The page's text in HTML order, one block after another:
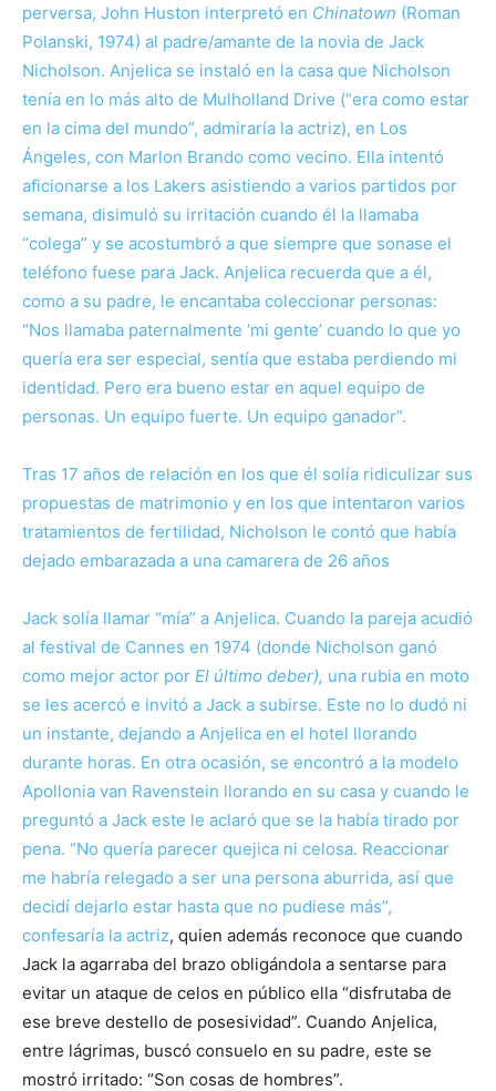
perversa, John Huston interpretó en Chinatown (Roman
Polanski, 1974) al padre/amante de la novia de Jack
Nicholson. Anjelica se instaló en la casa que Nicholson
tenía en lo más alto de Mulholland Drive (“era como estar
en la cima del mundo”, admiraría la actriz), en Los
Ángeles, con Marlon Brando como vecino. Ella intentó
aficionarse a los Lakers asistiendo a varios partidos por
semana, disimuló su irritación cuando él la llamaba
“colega” y se acostumbró a que siempre que sonase el
teléfono fuese para Jack. Anjelica recuerda que a él,
como a su padre, le encantaba coleccionar personas:
“Nos llamaba paternalmente ‘mi gente’ cuando lo que yo
quería era ser especial, sentía que estaba perdiendo mi
identidad. Pero era bueno estar en aquel equipo de
personas. Un equipo fuerte. Un equipo ganador”.
Tras 17 años de relación en los que él solía ridiculizar sus
propuestas de matrimonio y en los que intentaron varios
tratamientos de fertilidad, Nicholson le contó que había
dejado embarazada a una camarera de 26 años
Jack solía llamar “mía” a Anjelica. Cuando la pareja acudió
al festival de Cannes en 1974 (donde Nicholson ganó
como mejor actor por El último deber), una rubia en moto
se les acercó e invitó a Jack a subirse. Este no lo dudó ni
un instante, dejando a Anjelica en el hotel llorando
durante horas. En otra ocasión, se encontró a la modelo
Apollonia van Ravenstein llorando en su casa y cuando le
preguntó a Jack este le aclaró que se la había tirado por
pena. “No quería parecer quejica ni celosa. Reaccionar
me habría relegado a ser una persona aburrida, así que
decidí dejarlo estar hasta que no pudiese más”,
confesaría la actriz, quien además reconoce que cuando
Jack la agarraba del brazo obligándola a sentarse para
evitar un ataque de celos en público ella “disfrutaba de
ese breve destello de posesividad”. Cuando Anjelica,
entre lágrimas, buscó consuelo en su padre, este se
mostró irritado: “Son cosas de hombres”.